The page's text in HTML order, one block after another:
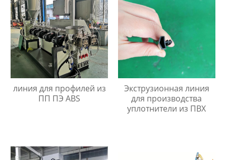
линия для профилей из
ПП ПЭ ABS
Экструзионная линия
для производства
уплотнители из ПВХ